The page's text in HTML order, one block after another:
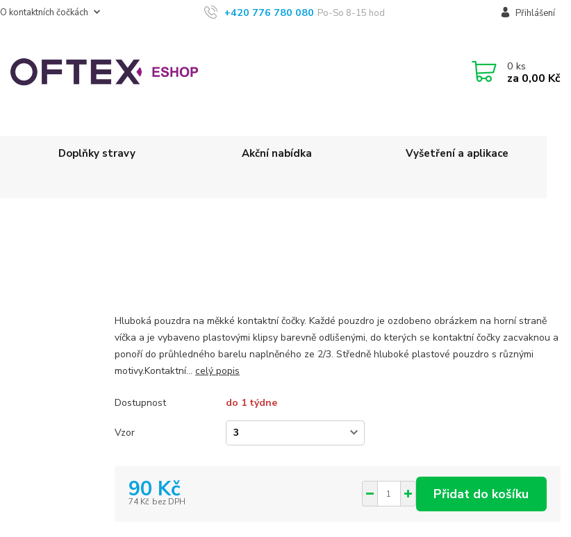
O kontaktních čočkách Přihlášení
+420 776 780 080 Po-So 8-15 hod
0 ks
za 0,00 Kč
Doplňky stravy Akční nabídka Vyšetření a aplikace
Hluboká pouzdra na měkké kontaktní čočky. Každé pouzdro je ozdobeno obrázkem na horní straně
víčka a je vybaveno plastovými klipsy barevně odlišenými, do kterých se kontaktní čočky zacvaknou a
ponoří do průhledného barelu naplněného ze 2/3. Středně hluboké plastové pouzdro s různými
motivy.Kontaktní... celý popis
Dostupnost do 1 týdne
Vzor
90 Kč
74 Kč bez DPH Přidat do košíku